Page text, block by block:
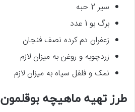
سیر 2 حبه
برگ بو 1 عدد
زعفران دم کرده نصف فنجان
زردچوبه و روغن به میزان لازم
نمک و فلفل سیاه به میزان لازم
طرز تهیه ماهیچه بوقلمون